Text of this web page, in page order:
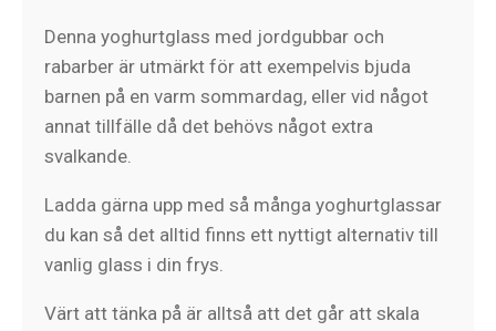
Denna yoghurtglass med jordgubbar och
rabarber är utmärkt för att exempelvis bjuda
barnen på en varm sommardag, eller vid något
annat tillfälle då det behövs något extra
svalkande.
Ladda gärna upp med så många yoghurtglassar
du kan så det alltid finns ett nyttigt alternativ till
vanlig glass i din frys.
Värt att tänka på är alltså att det går att skala